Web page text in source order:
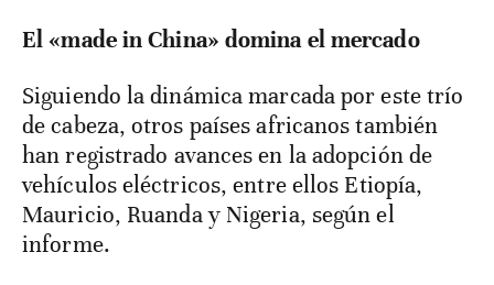
El «made in China» domina el mercado
Siguiendo la dinámica marcada por este trío
de cabeza, otros países africanos también
han registrado avances en la adopción de
vehículos eléctricos, entre ellos Etiopía,
Mauricio, Ruanda y Nigeria, según el
informe.